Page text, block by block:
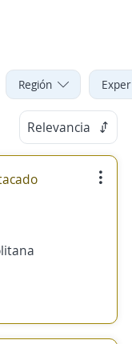
Región
Relevancia